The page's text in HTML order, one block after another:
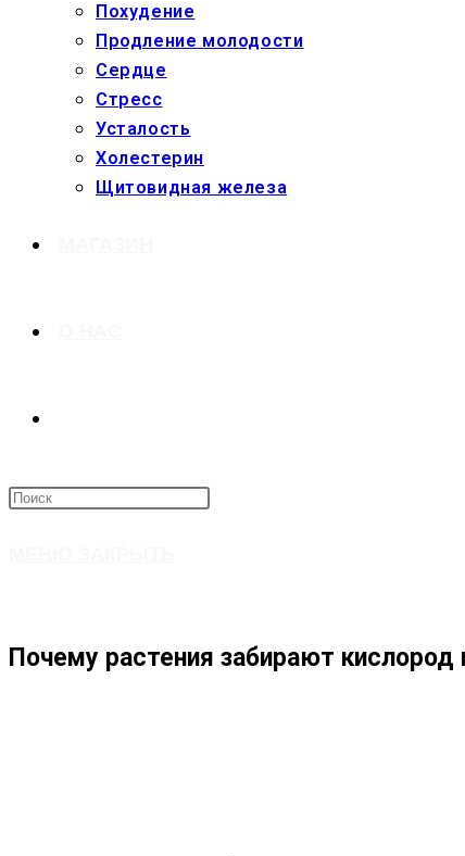
Похудение
Продление молодости
Сердце
Стресс
Усталость
Холестерин
Щитовидная железа
ПОИСК
ВЕБ-
Почему растения забирают